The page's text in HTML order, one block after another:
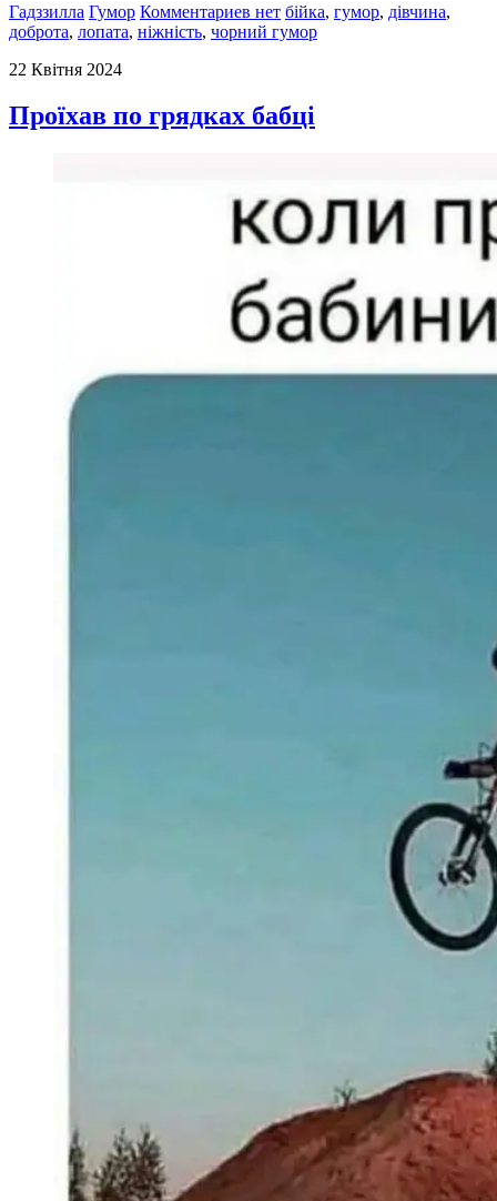
Гадззилла Гумор Комментариев нет бійка, гумор, дівчина,
доброта, лопата, ніжність, чорний гумор
22 Квітня 2024
Проїхав по грядках бабці